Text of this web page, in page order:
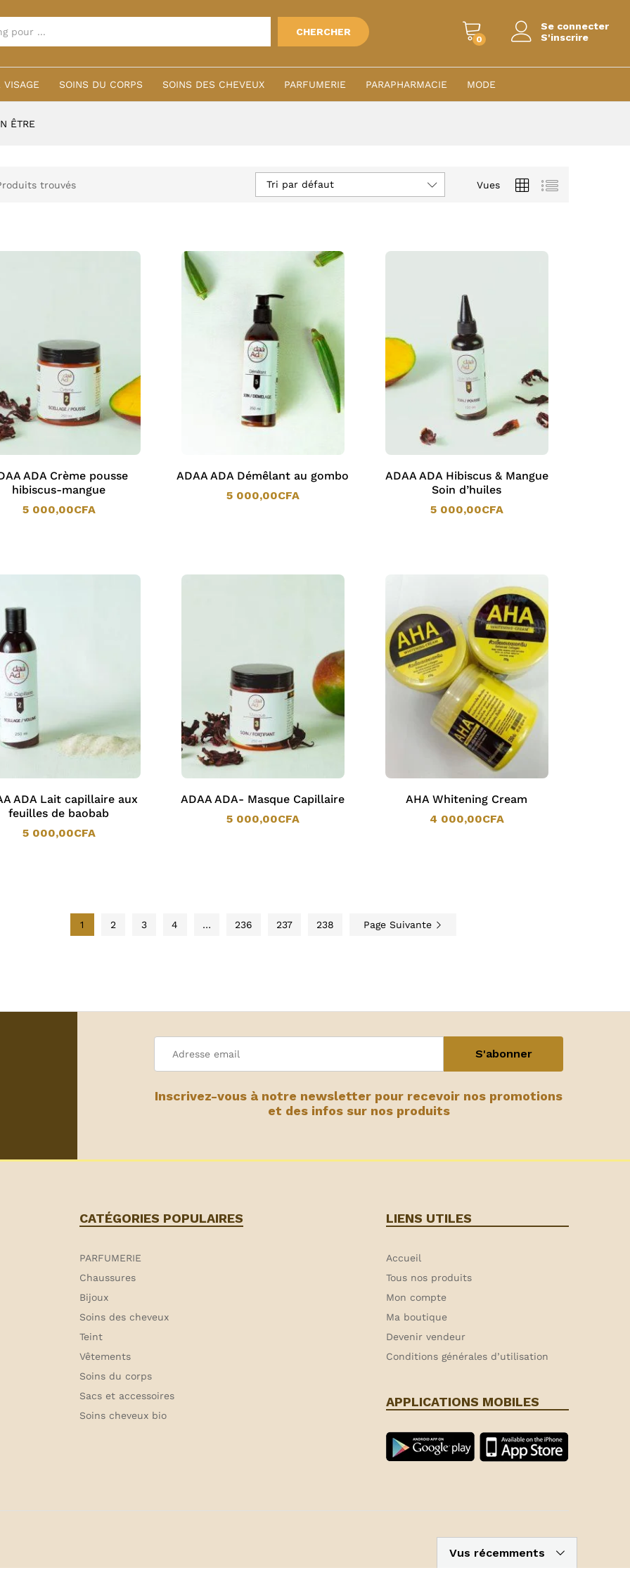
CHERCHER
0
Se connecter
S'inscrire
VISAGE SOINS DU CORPS SOINS DES CHEVEUX PARFUMERIE PARAPHARMACIE MODE
ÊTRE
trouvés Vues
Tri par défaut
ADA Crème pousse
hibiscus-mangue
5 000,00CFA
ADAA ADA Démêlant au gombo
5 000,00CFA
ADAA ADA Hibiscus & Mangue
Soin d’huiles
5 000,00CFA
ADA Lait capillaire aux
feuilles de baobab
5 000,00CFA
ADAA ADA- Masque Capillaire
5 000,00CFA
AHA Whitening Cream
4 000,00CFA
1 2 3 4 … 236 237 238 Page Suivante
Vus récemments
Inscrivez-vous à notre newsletter pour recevoir nos promotions
et des infos sur nos produits
CATÉGORIES POPULAIRES
PARFUMERIE
Chaussures
Bijoux
Soins des cheveux
Teint
Vêtements
Soins du corps
Sacs et accessoires
Soins cheveux bio
LIENS UTILES
Accueil
Tous nos produits
Mon compte
Ma boutique
Devenir vendeur
Conditions générales d’utilisation
APPLICATIONS MOBILES